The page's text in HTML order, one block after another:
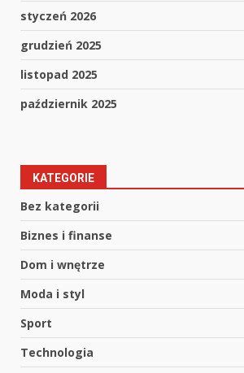
styczeń 2026
grudzień 2025
listopad 2025
październik 2025
KATEGORIE
Bez kategorii
Biznes i finanse
Dom i wnętrze
Moda i styl
Sport
Technologia